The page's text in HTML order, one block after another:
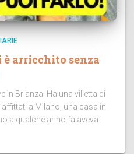
è arricchito senza
in Brianza. Ha una villetta di
a Milano, una casa in
a qualche anno fa aveva